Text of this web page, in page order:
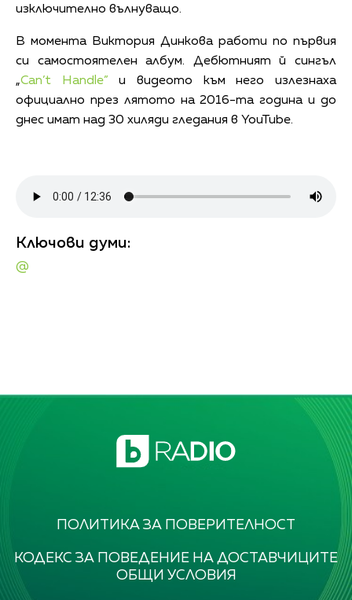
изключително вълнуващо.
В момента Виктория Динкова работи по първия
си самостоятелен албум. Дебютният й сингъл
„Can’t Handle” и видеото към него излезнаха
официално през лятото на 2016-та година и до
днес имат над 30 хиляди гледания в YouTube.
Ключови думи:
@
ПОЛИТИКА ЗА ПОВЕРИТЕЛНОСТ
КОДЕКС ЗА ПОВЕДЕНИЕ НА ДОСТАВЧИЦИТЕ
ОБЩИ УСЛОВИЯ